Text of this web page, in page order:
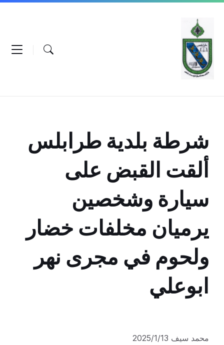
Skip
content
Skip
navigation
Skip
شرطة بلدية طرابلس
ألقت القبض على
سيارة وشخصين
يرميان مخلفات خضار
ولحوم في مجرى نهر
ابوعلي
محمد سيف 2025/1/13